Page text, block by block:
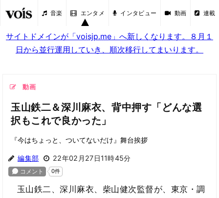
音楽 エンタメ インタビュー 動画 連載
サイトドメインが「voisjp.me」へ新しくなります。８月１
日から並行運用していき、順次移行してまいります。
動画
玉山鉄二＆深川麻衣、背中押す「どんな選
択もこれで良かった」
『今はちょっと、ついてないだけ』舞台挨拶
編集部 22年02月27日11時45分
玉山鉄二、深川麻衣、柴山健次監督が、東京・調